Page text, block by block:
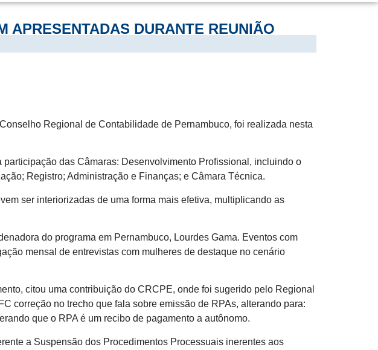
APRESENTADAS DURANTE REUNIÃO
Regional de Contabilidade de Pernambuco, foi realizada nesta
das Câmaras: Desenvolvimento Profissional, incluindo o
Registro; Administração e Finanças; e Câmara Técnica.
ser interiorizadas de uma forma mais efetiva, multiplicando as
do programa em Pernambuco, Lourdes Gama. Eventos com
mensal de entrevistas com mulheres de destaque no cenário
citou uma contribuição do CRCPE, onde foi sugerido pelo Regional
correção no trecho que fala sobre emissão de RPAs, alterando para:
que o RPA é um recibo de pagamento a autônomo.
a Suspensão dos Procedimentos Processuais inerentes aos